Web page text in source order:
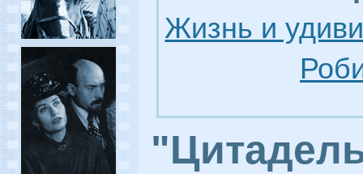
Жизнь и